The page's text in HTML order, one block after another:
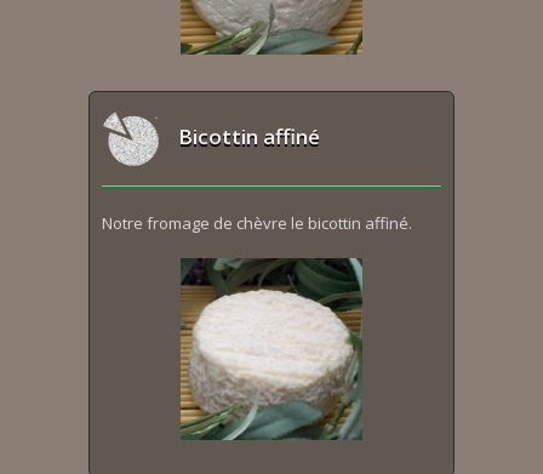
Bicottin affiné
Notre fromage de chèvre le bicottin affiné.